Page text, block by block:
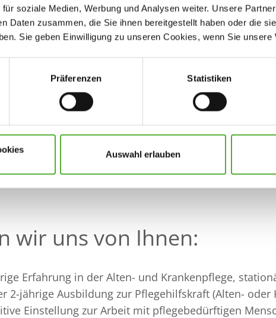
soziale Medien, Werbung und Analysen weiter. Unsere
Daten zusammen, die Sie ihnen bereitgestellt haben oder die
Sie geben Einwilligung zu unseren Cookies, wenn Sie
Präferenzen Statistiken
Auswahl erlauben
Sie unsere Bewohnenden bei der
bis hin zum Toilettengang
und reagieren schnell bei gesundheitlichen
mit unseren Pflegefachkräften zusammen
wir uns von Ihnen:
Erfahrung in der Alten- und Krankenpflege,
2-jährige Ausbildung zur Pflegehilfskraft (Alten- oder
Einstellung zur Arbeit mit pflegebedürftigen